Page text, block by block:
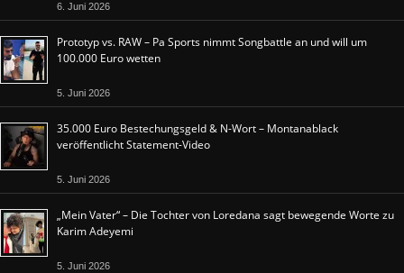
6. Juni 2026
Prototyp vs. RAW – Pa Sports nimmt Songbattle an und will um
100.000 Euro wetten
5. Juni 2026
35.000 Euro Bestechungsgeld & N-Wort – Montanablack
veröffentlicht Statement-Video
5. Juni 2026
„Mein Vater“ – Die Tochter von Loredana sagt bewegende Worte zu
Karim Adeyemi
5. Juni 2026